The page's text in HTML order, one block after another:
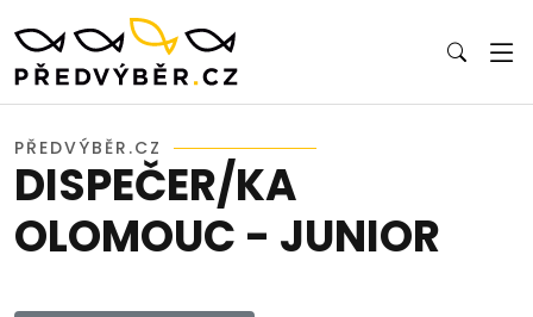
PŘEDVÝBĚR.CZ
DISPEČER/KA
OLOMOUC - JUNIOR